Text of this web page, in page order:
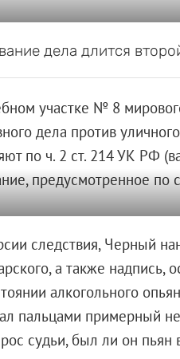
дела длится
участке № 8
дела против
по ч. 2 ст. 214 УК РФ
предусмотренное по
следствия, Черный
а также
алкогольного
пальцами примерный
судьи, был ли он пьян